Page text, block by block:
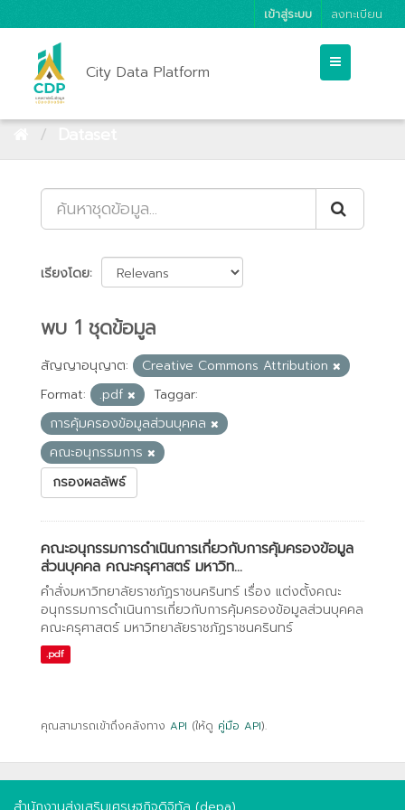
เข้าสู่ระบบ ลงทะเบียน
City Data Platform
เรียงโดย
พบ 1 ชุดข้อมูล
สัญญาอนุญาต:
Creative Commons Attribution
Format:
.pdf
Taggar:
การคุ้มครองข้อมูลส่วนบุคคล
คณะอนุกรรมการ
กรองผลลัพธ์
คณะอนุกรรมการดำเนินการเกี่ยวกับการคุ้มครองข้อมูล
ส่วนบุคคล คณะครุศาสตร์ มหาวิท...
คำสั่งมหาวิทยาลัยราชภัฏราชนครินทร์ เรื่อง แต่งตั้งคณะ
อนุกรรมการดำเนินการเกี่ยวกับการคุ้มครองข้อมูลส่วนบุคคล
คณะครุศาสตร์ มหาวิทยาลัยราชภัฏราชนครินทร์
.pdf
คุณสามารถเข้าถึงคลังทาง API (ให้ดู คู่มือ API).